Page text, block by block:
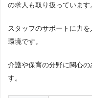
の求人も取り扱っています
スタッフのサポートに力
環境です。
介護や保育の分野に関心
す。